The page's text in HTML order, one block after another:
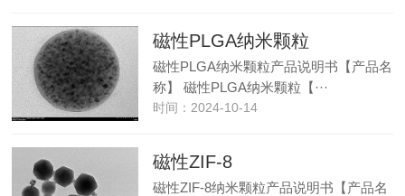
磁性PLGA纳米颗粒
磁性PLGA纳米颗粒产品说明书【产品名
称】 磁性PLGA纳米颗粒【···
时间：2024-10-14
磁性ZIF-8
磁性ZIF-8纳米颗粒产品说明书【产品名